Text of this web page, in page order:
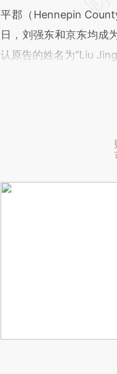
平郡（Hennepin
日，刘强东和京东均成
认原告的姓名为“Liu